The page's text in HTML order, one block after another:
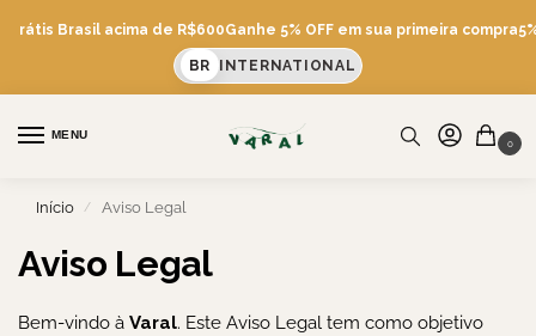
Brasil acima de R$600Ganhe 5% OFF em sua primeira compra
BR INTERNATIONAL
MENU
0
Início / Aviso Legal
Aviso Legal
Bem-vindo à Varal. Este Aviso Legal tem como objetivo